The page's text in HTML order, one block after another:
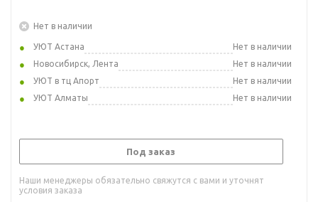
Нет в наличии
УЮТ Астана
Нет в наличии
Новосибирск, Лента
Нет в наличии
УЮТ в тц Апорт
Нет в наличии
УЮТ Алматы
Нет в наличии
Под заказ
Наши менеджеры обязательно свяжутся с вами и уточнят
условия заказа